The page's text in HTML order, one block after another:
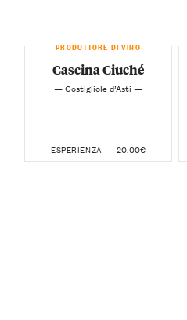
PRODUTTORE DI VINO
Cascina Ciuché
— Costigliole d’Asti —
ESPERIENZA — 20.00€